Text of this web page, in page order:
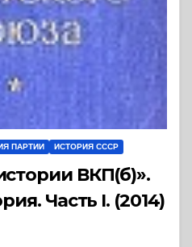
ПАРТИИ ИСТОРИЯ СССР
ВКП(б)».
Часть I. (2014)